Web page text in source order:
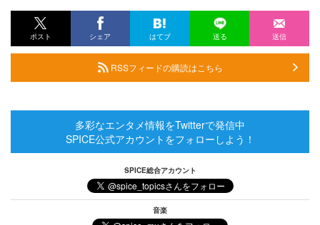
ポスト シェア はてブ 送る 送信
RSSフィードの購読はこちら
多彩なエンタメ情報をTwitterで発信中
SPICE公式アカウントをフォローしよう！
SPICE総合アカウント
音楽